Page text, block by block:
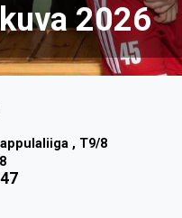
2026
, T9/8